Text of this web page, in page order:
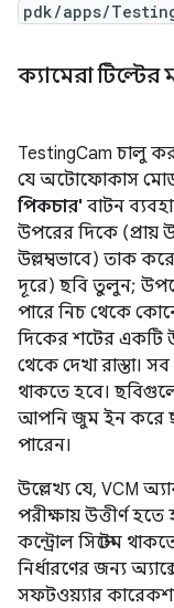
pdk/apps/
ক্যামেরা
TestingCam চালু
যে অটোফোকাস মোড
পিকচার' বাটন
উপরের দিকে (প্রায়
উল্লম্বভাবে) তাক
দূরে) ছবি তুলুন;
পারে নিচ থেকে
দিকের শটের একটি
থেকে দেখা রাস্তা।
থাকতে হবে।
আপনি জুম ইন করে
পারেন।
উল্লেখ্য যে, VCM
পরীক্ষায় উত্তীর্ণ
কন্ট্রোল সিস্টেম
নির্ধারণের জন্য
সফটওয়্যার